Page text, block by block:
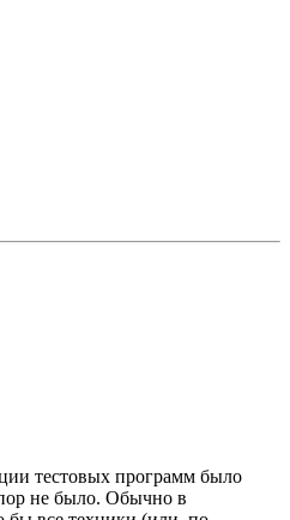
тестовых программ было
не было. Обычно в